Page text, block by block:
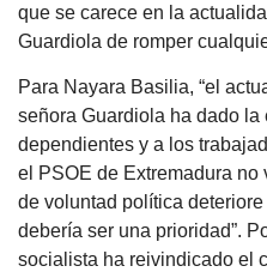
que se carece en la
Guardiola de romper
Para Nayara Basilia, “el
señora Guardiola ha dado
dependientes y a los
el PSOE de Extremadura no
de voluntad política
debería ser una prioridad”.
socialista ha reivindicado el